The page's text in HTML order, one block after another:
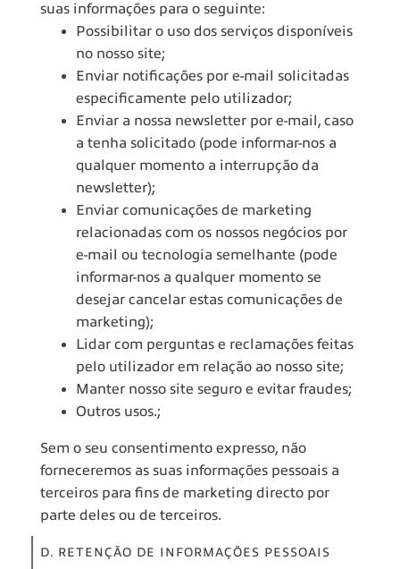
suas informações para o seguinte:
Possibilitar o uso dos serviços disponíveis
no nosso site;
Enviar notificações por e-mail solicitadas
especificamente pelo utilizador;
Enviar a nossa newsletter por e-mail, caso
a tenha solicitado (pode informar-nos a
qualquer momento a interrupção da
newsletter);
Enviar comunicações de marketing
relacionadas com os nossos negócios por
e-mail ou tecnologia semelhante (pode
informar-nos a qualquer momento se
desejar cancelar estas comunicações de
marketing);
Lidar com perguntas e reclamações feitas
pelo utilizador em relação ao nosso site;
Manter nosso site seguro e evitar fraudes;
Outros usos.;
Sem o seu consentimento expresso, não
forneceremos as suas informações pessoais a
terceiros para fins de marketing directo por
parte deles ou de terceiros.
D. RETENÇÃO DE INFORMAÇÕES PESSOAIS